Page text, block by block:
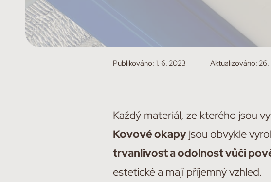
Publikováno: 1. 6. 2023 Aktualizováno: 26.
Každý materiál, ze kterého jsou
Kovové okapy jsou obvykle
trvanlivost a odolnost vůči
estetické a mají příjemný vzhled.